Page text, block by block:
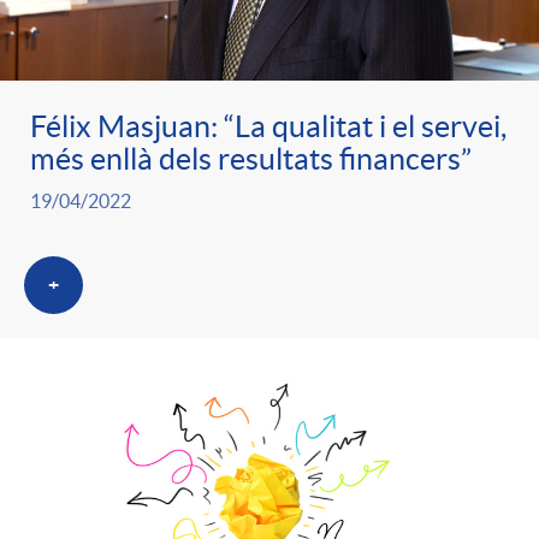
r
a
S
a
ó
p
e
r
t
e
n
i
l
c
a
Félix Masjuan: “La qualitat i el servei,
més enllà dels resultats financers”
19/04/2022
+